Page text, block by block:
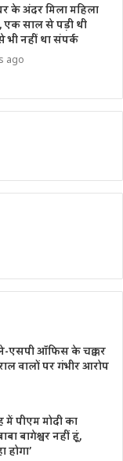
के अंदर मिला महिला
साल से पड़ी थी
भी नहीं था संपर्क
ago
एसपी ऑफिस के चक्कर
वालों पर गंभीर आरोप
में पीएम मोदी का
बागेश्वर नहीं हूं,